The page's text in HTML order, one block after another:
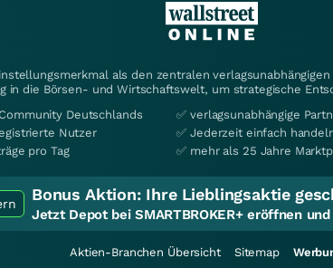
als den zentralen
in die Börsen- und Wirtschaftswelt, um strategische
Deutschlands
Nutzer
pro Tag
✅ verlagsunabhängige
✅ Jederzeit einfach
✅ mehr als 25 Jahre
Bonus Aktion: Ihre Lieblingsaktie
Jetzt Depot bei SMARTBROKER+ eröffnen
Aktien-Branchen Übersicht Sitemap